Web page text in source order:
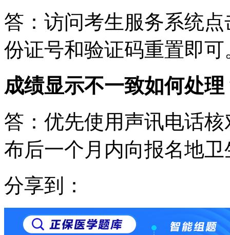
答：访问考生服务系统
份证号和验证码重置即可
成绩显示不一致如何处理
答：优先使用声讯电话
布后一个月内向报名地
分享到：